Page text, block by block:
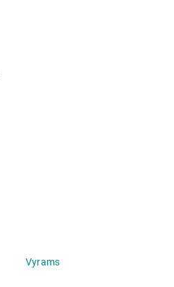
Vyrams